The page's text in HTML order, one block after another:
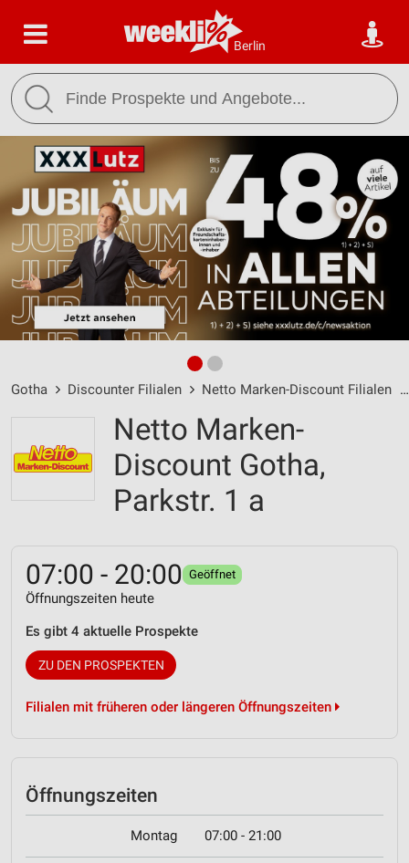
Berlin
Gotha Discounter Filialen Netto Marken-Discount Filialen
Netto Marken-
Discount Gotha,
Parkstr. 1 a
07:00 - 20:00 Geöffnet
Öffnungszeiten heute
Es gibt 4 aktuelle Prospekte
ZU DEN PROSPEKTEN
Filialen mit früheren oder längeren Öffnungszeiten
Öffnungszeiten
Montag 07:00 - 21:00